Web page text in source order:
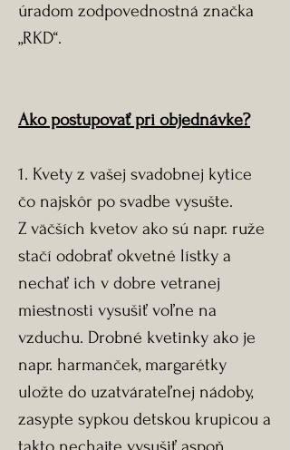
úradom zodpovednostná značka
„RKD“.
Ako postupovať pri objednávke?
1. Kvety z vašej svadobnej kytice
čo najskôr po svadbe vysušte.
Z väčších kvetov ako sú napr. ruže
stačí odobrať okvetné lístky a
nechať ich v dobre vetranej
miestnosti vysušiť voľne na
vzduchu. Drobné kvetinky ako je
napr. harmanček, margarétky
uložte do uzatvárateľnej nádoby,
zasypte sypkou detskou krupicou a